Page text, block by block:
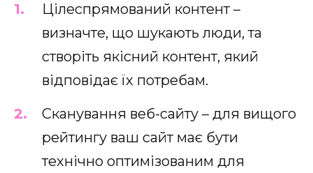
Цілеспрямований контент –
визначте, що шукають люди, та
створіть якісний контент, який
відповідає їх потребам.
Сканування веб-сайту – для вищого
рейтингу ваш сайт має бути
технічно оптимізованим для